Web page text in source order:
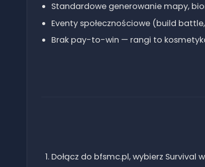
Standardowe generowanie mapy,
Eventy społecznościowe (build
Brak pay-to-win — rangi to
Dołącz do bfsmc.pl, wybierz Survival